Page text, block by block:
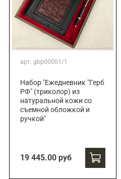
арт. gbp00001/1
Набор "Ежедневник "Герб
РФ" (триколор) из
натуральной кожи со
съемной обложкой и
ручкой"
19 445.00 руб